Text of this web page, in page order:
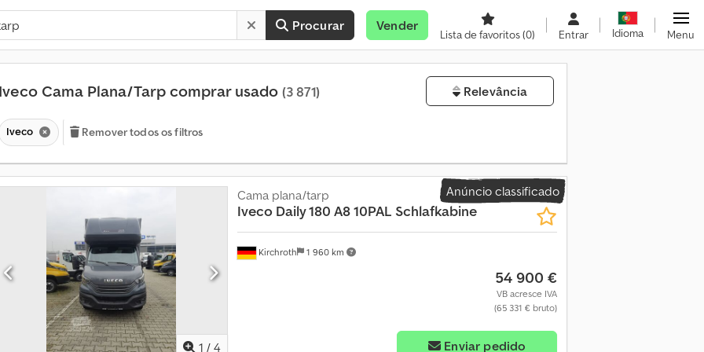
Procurar Vender
Lista de favoritos(0) Entrar Idioma Menu
Iveco Cama Plana/Tarp comprar usado (3 871) Relevância
Iveco Remover todos os filtros
Anúncio classificado
1 / 4
Kirchroth 1 960 km
Cama plana/tarp
Iveco Daily 180 A8 10PAL Schlafkabine
54 900 €
VB acresce IVA
(65 331 € bruto)
Enviar pedido